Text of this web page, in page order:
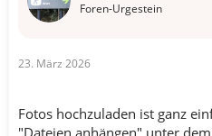
Foren-Urgestein
23. März 2026
Fotos hochzuladen ist ganz
"Dateien anhängen" unter